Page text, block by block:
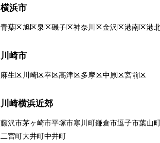
横浜市
青葉区旭区泉区磯子区神奈川区金沢区港南区港
川崎市
麻生区 川崎区幸区高津区多摩区中原区宮前区
川崎横浜近郊
藤沢市茅ヶ崎市平塚市寒川町鎌倉市逗子市葉山
二宮町大井町中井町